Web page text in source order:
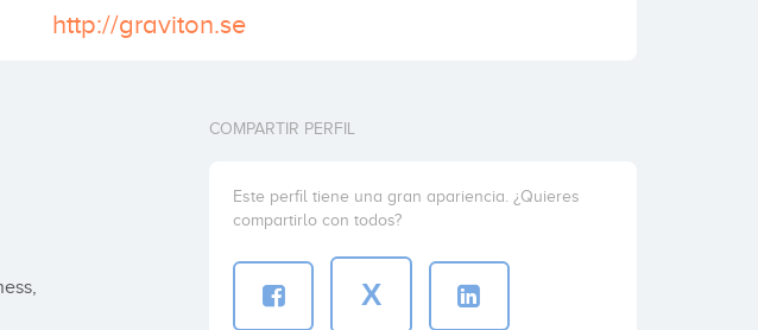
http://graviton.se
COMPARTIR PERFIL
Este perfil tiene una gran apariencia. ¿Quieres
compartirlo con todos?
X